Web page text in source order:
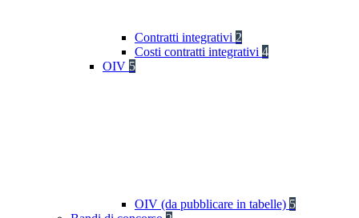
Contratti integrativi 2
Costi contratti integrativi 4
OIV 5
OIV (da pubblicare in tabelle) 5